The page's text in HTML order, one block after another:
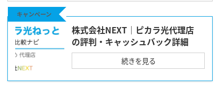
キャンペーン
株式会社NEXT｜ピカラ光代理店
の評判・キャッシュバック詳細
続きを見る